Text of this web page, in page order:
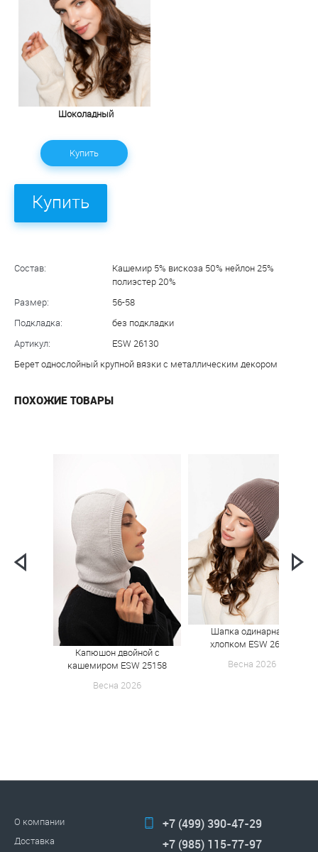
Шоколадный
Купить
Купить
Состав:
Кашемир 5% вискоза 50% нейлон 25%
полиэстер 20%
Размер:
56-58
Подкладка:
без подкладки
Артикул:
ESW 26130
Берет однослойный крупной вязки с металлическим декором
ПОХОЖИЕ ТОВАРЫ
Капюшон двойной с
кашемиром ESW 25158
Весна 2026
Шапка одинарная с
хлопком ESW 26185
Весна 2026
О компании
Доставка
+7 (499) 390-47-29
+7 (985) 115-77-97